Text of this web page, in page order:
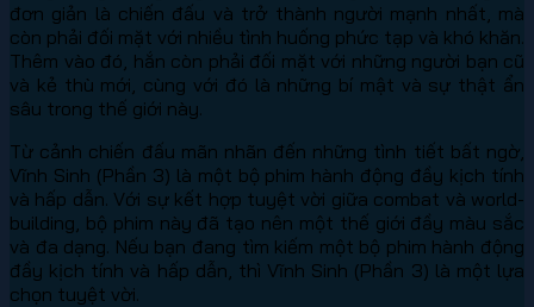
đơn giản là chiến đấu và trở thành người mạnh nhất, mà
còn phải đối mặt với nhiều tình huống phức tạp và khó khăn.
Thêm vào đó, hắn còn phải đối mặt với những người bạn cũ
và kẻ thù mới, cùng với đó là những bí mật và sự thật ẩn
sâu trong thế giới này.
Từ cảnh chiến đấu mãn nhãn đến những tình tiết bất ngờ,
Vĩnh Sinh (Phần 3) là một bộ phim hành động đầy kịch tính
và hấp dẫn. Với sự kết hợp tuyệt vời giữa combat và world-
building, bộ phim này đã tạo nên một thế giới đầy màu sắc
và đa dạng. Nếu bạn đang tìm kiếm một bộ phim hành động
đầy kịch tính và hấp dẫn, thì Vĩnh Sinh (Phần 3) là một lựa
chọn tuyệt vời.